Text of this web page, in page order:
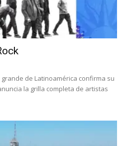
de Latinoamérica confirma su
la grilla completa de artistas